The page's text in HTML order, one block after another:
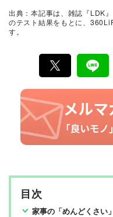
て見つけた「
選してあなた
出典：本記事は、雑誌『LDK
のテスト結果をもとに、
す。
目次
家事の「めんどくさい